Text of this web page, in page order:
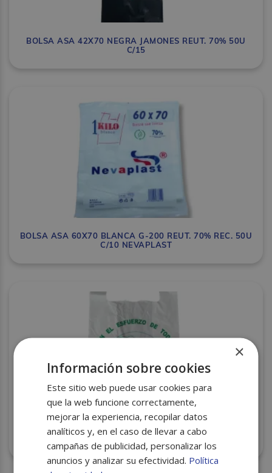
BOLSA ASA 42X70 NEGRA JAMONES REUT. 70% 50U
C/15
BOLSA ASA 60X70 BLANCA G-200 REUT. 70% REC. 50U
C/10 NEVAPLAST
BOLSA DE ASA 48×60 BLANCA IMPRESA G-200 REUT.
70% REC.1KG C/20 NEVAPLAST
×
Información sobre cookies
Este sitio web puede usar cookies para
que la web funcione correctamente,
mejorar la experiencia, recopilar datos
analíticos y, en el caso de llevar a cabo
campañas de publicidad, personalizar los
anuncios y analizar su efectividad. Política